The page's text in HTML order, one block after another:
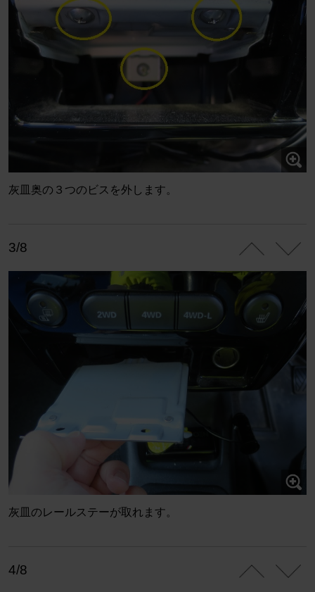
灰皿奥の３つのビスを外します。
3/8
灰皿のレールステーが取れます。
4/8